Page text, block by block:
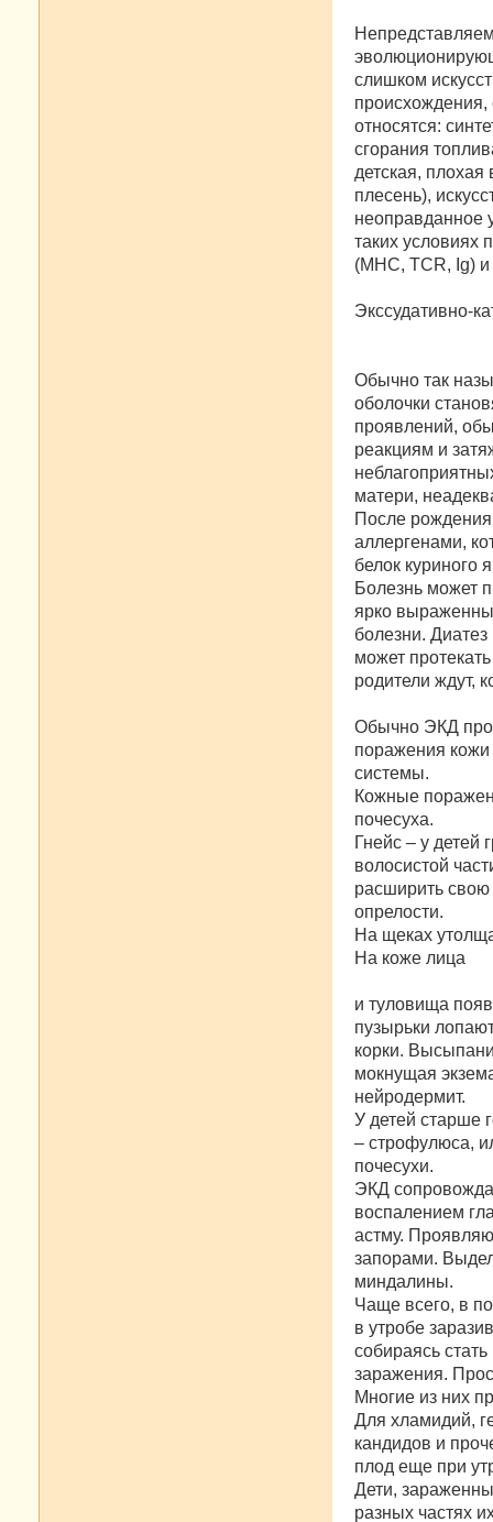
слишком
происхождения,
относятся:
сгорания
детская,
плесень),
неоправданное
таких условиях
(MHC, TCR, Ig)
Экссудативно-
Обычно так
оболочки
проявлений,
реакциям и
матери,
После
аллергенами,
белок куриного
Болезнь может
ярко
болезни.
может
родители ждут,
Обычно ЭКД
поражения
системы.
Кожные
почесуха.
Гнейс – у детей
волосистой
расширить свою
опрелости.
На щеках
На коже лица
и туловища
пузырьки
корки.
мокнущая
нейродермит.
У детей старше
– строфулюса,
почесухи.
ЭКД
воспалением
астму.
запорами.
миндалины.
Чаще всего, в
в утробе
собираясь
заражения.
Многие из них
Для хламидий,
кандидов и
плод еще при
Дети,
разных частях